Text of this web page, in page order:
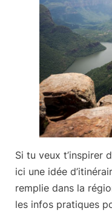
Si tu veux t’inspirer
ici une idée
remplie dans la
les infos pratiques